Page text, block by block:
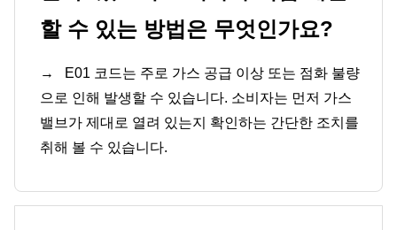
할 수 있는 방법은 무엇인가요?
→
E01 코드는 주로 가스 공급 이상 또는 점화 불량
으로 인해 발생할 수 있습니다. 소비자는 먼저 가스
밸브가 제대로 열려 있는지 확인하는 간단한 조치를
취해 볼 수 있습니다.